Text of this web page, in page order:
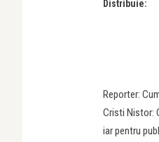
Distribuie:
Reporter:
Cristi Nistor:
iar pentru